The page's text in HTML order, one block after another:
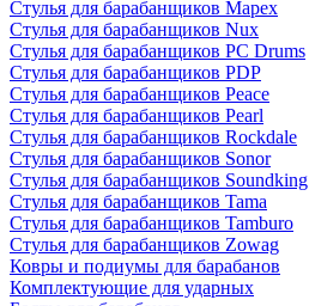
Стулья для барабанщиков Mapex
Стулья для барабанщиков Nux
Стулья для барабанщиков PC Drums
Стулья для барабанщиков PDP
Стулья для барабанщиков Peace
Стулья для барабанщиков Pearl
Стулья для барабанщиков Rockdale
Стулья для барабанщиков Sonor
Стулья для барабанщиков Soundking
Стулья для барабанщиков Tama
Стулья для барабанщиков Tamburo
Стулья для барабанщиков Zowag
Ковры и подиумы для барабанов
Комплектующие для ударных